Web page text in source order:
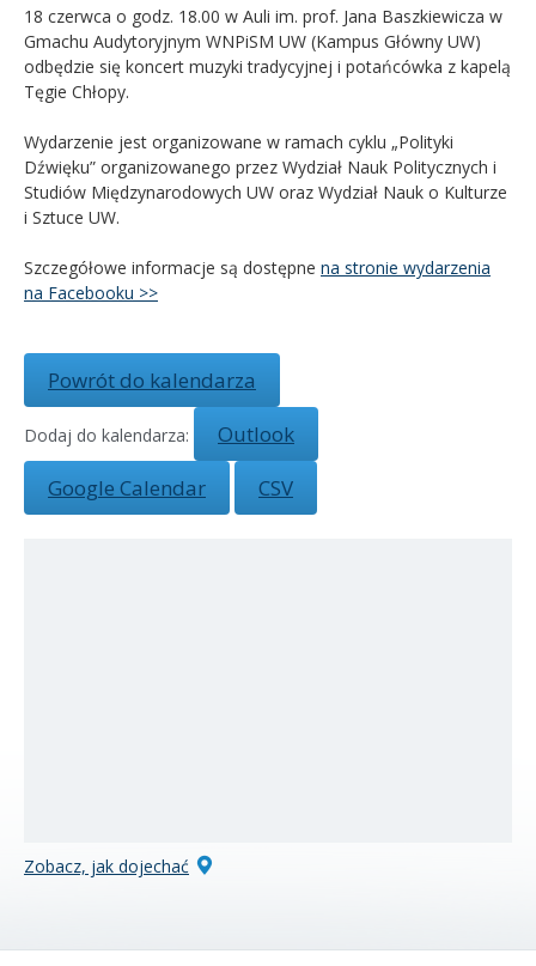
Kandydat
Absolwent
18 czerwca o godz. 18.00 w Auli im. prof. Jana Baszkiewicza w
Gmachu Audytoryjnym WNPiSM UW (Kampus Główny UW)
odbędzie się koncert muzyki tradycyjnej i potańcówka z kapelą
Tęgie Chłopy.
Wydarzenie jest organizowane w ramach cyklu „Polityki
Dźwięku” organizowanego przez Wydział Nauk Politycznych i
Studiów Międzynarodowych UW oraz Wydział Nauk o Kulturze
i Sztuce UW.
Szczegółowe informacje są dostępne na stronie wydarzenia
na Facebooku >>
Powrót do kalendarza
Dodaj do kalendarza:
Outlook
Google Calendar
CSV
Zobacz, jak dojechać